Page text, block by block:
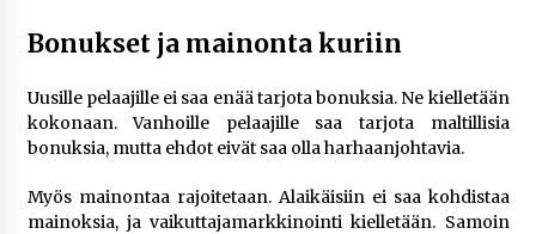
Bonukset ja mainonta kuriin
Uusille pelaajille ei saa enää tarjota bonuksia. Ne kielletään
kokonaan. Vanhoille pelaajille saa tarjota maltillisia
bonuksia, mutta ehdot eivät saa olla harhaanjohtavia.
Myös mainontaa rajoitetaan. Alaikäisiin ei saa kohdistaa
mainoksia, ja vaikuttajamarkkinointi kielletään. Samoin